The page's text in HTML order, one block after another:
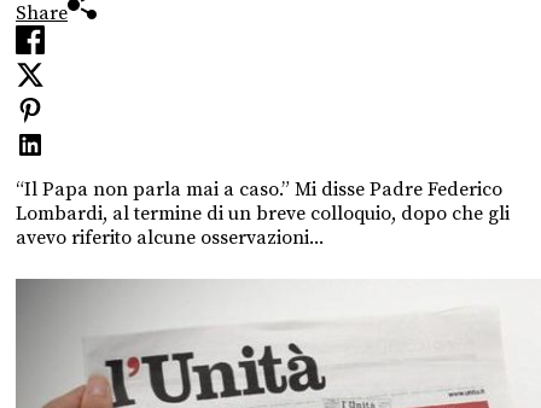
Share
“Il Papa non parla mai a caso.” Mi disse Padre Federico
Lombardi, al termine di un breve colloquio, dopo che gli
avevo riferito alcune osservazioni...